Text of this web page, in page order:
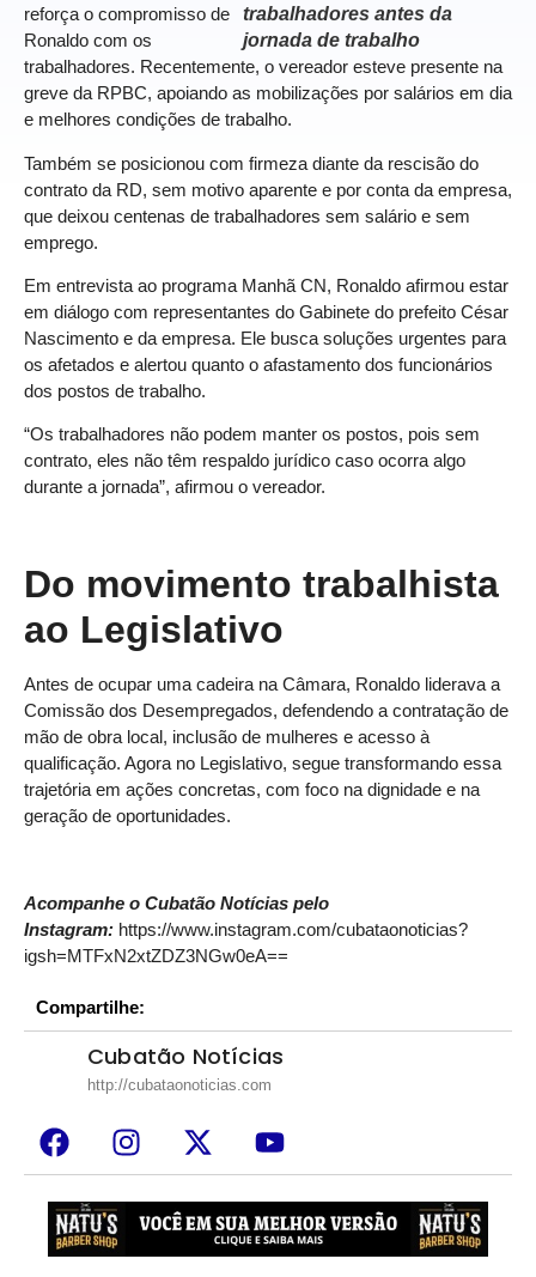
trabalhadores antes da
jornada de trabalho
reforça o compromisso de
Ronaldo com os
trabalhadores. Recentemente, o vereador esteve presente na
greve da RPBC, apoiando as mobilizações por salários em dia
e melhores condições de trabalho.
Também se posicionou com firmeza diante da rescisão do
contrato da RD, sem motivo aparente e por conta da empresa,
que deixou centenas de trabalhadores sem salário e sem
emprego.
Em entrevista ao programa Manhã CN, Ronaldo afirmou estar
em diálogo com representantes do Gabinete do prefeito César
Nascimento e da empresa. Ele busca soluções urgentes para
os afetados e alertou quanto o afastamento dos funcionários
dos postos de trabalho.
“Os trabalhadores não podem manter os postos, pois sem
contrato, eles não têm respaldo jurídico caso ocorra algo
durante a jornada”, afirmou o vereador.
Do movimento trabalhista
ao Legislativo
Antes de ocupar uma cadeira na Câmara, Ronaldo liderava a
Comissão dos Desempregados, defendendo a contratação de
mão de obra local, inclusão de mulheres e acesso à
qualificação. Agora no Legislativo, segue transformando essa
trajetória em ações concretas, com foco na dignidade e na
geração de oportunidades.
Acompanhe o Cubatão Notícias pelo
Instagram: https://www.instagram.com/cubataonoticias?
igsh=MTFxN2xtZDZ3NGw0eA==
Compartilhe:
Cubatão Notícias
http://cubataonoticias.com